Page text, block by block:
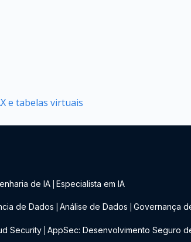
e tabelas virtuais
de IA Especialista em IA
de Dados Análise de Dados Governança
Security AppSec: Desenvolvimento Seguro